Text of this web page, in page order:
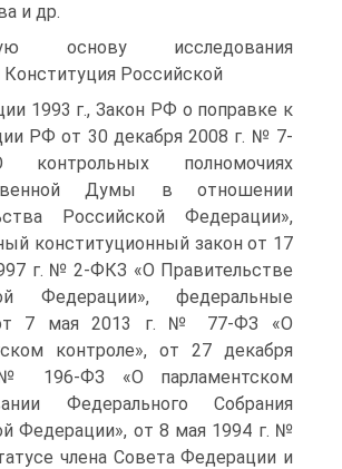
и др.
основу исследования
Конституция Российской
1993 г., Закон РФ о поправке к
РФ от 30 декабря 2008 г. № 7-
полномочиях
Думы в отношении
Российской Федерации»,
конституционный закон от 17
г. № 2-ФКЗ «О Правительстве
Федерации», федеральные
7 мая 2013 г. № 77-ФЗ «О
контроле», от 27 декабря
196-ФЗ «О парламентском
Федерального Собрания
Федерации», от 8 мая 1994 г. №
члена Совета Федерации и